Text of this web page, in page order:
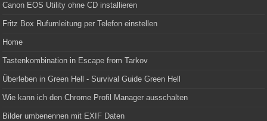
Canon EOS Utility ohne CD installieren
Fritz Box Rufumleitung per Telefon einstellen
Home
Tastenkombination in Escape from Tarkov
Überleben in Green Hell - Survival Guide Green Hell
Wie kann ich den Chrome Profil Manager ausschalten
Bilder umbenennen mit EXIF Daten